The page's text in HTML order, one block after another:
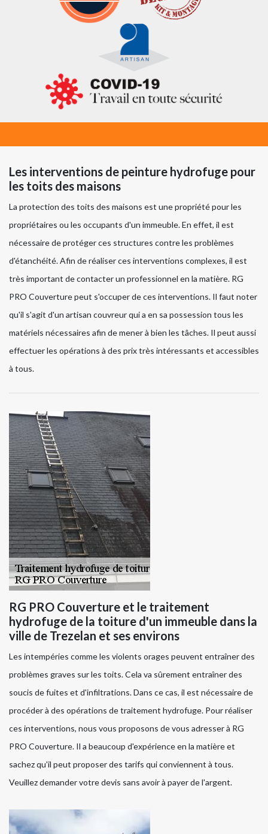
Les interventions de peinture hydrofuge pour
les toits des maisons
La protection des toits des maisons est une propriété pour les
propriétaires ou les occupants d'un immeuble. En effet, il est
nécessaire de protéger ces structures contre les problèmes
d'étanchéité. Afin de réaliser ces interventions complexes, il est
très important de contacter un professionnel en la matière. RG
PRO Couverture peut s'occuper de ces interventions. Il faut noter
qu'il s'agit d'un artisan couvreur qui a en sa possession tous les
matériels nécessaires afin de mener à bien les tâches. Il peut aussi
effectuer les opérations à des prix très intéressants et accessibles
à tous.
RG PRO Couverture et le traitement
hydrofuge de la toiture d'un immeuble dans la
ville de Trezelan et ses environs
Les intempéries comme les violents orages peuvent entraîner des
problèmes graves sur les toits. Cela va sûrement entraîner des
soucis de fuites et d'infiltrations. Dans ce cas, il est nécessaire de
procéder à des opérations de traitement hydrofuge. Pour réaliser
ces interventions, nous vous proposons de vous adresser à RG
PRO Couverture. Il a beaucoup d'expérience en la matière et
sachez qu'il peut proposer des tarifs qui conviennent à tous.
Veuillez demander votre devis sans avoir à payer de l'argent.